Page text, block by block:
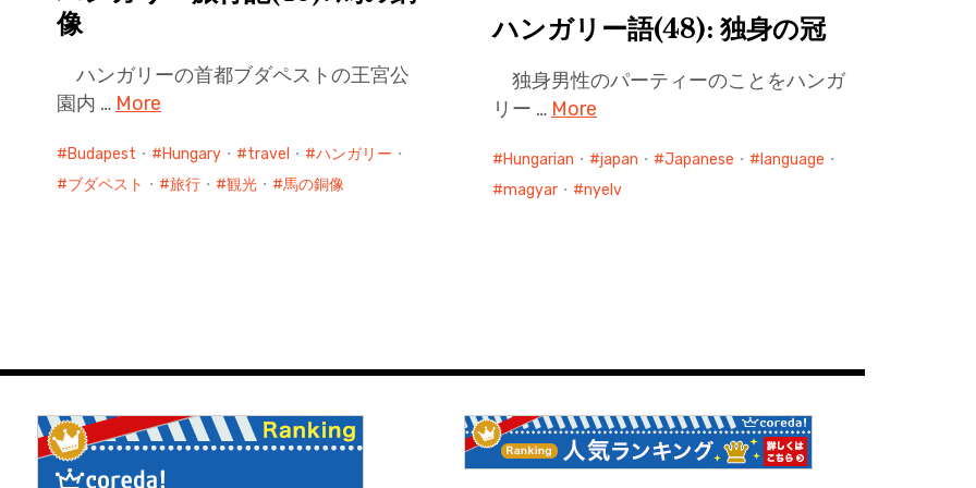
像
ハンガリーの首都ブダペストの王宮公
園内 … More
Budapest ・ Hungary・ travel ・ ハンガリー ・
ブダペスト ・ 旅行・ 観光・ 馬の銅像
ハンガリー語(48): 独身の冠
独身男性のパーティーのことをハンガ
リー … More
Hungarian ・ japan ・ Japanese ・ language ・
magyar・ nyelv